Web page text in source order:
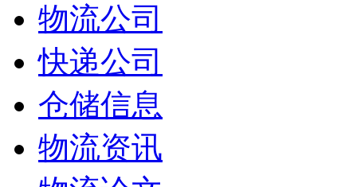
物流公司
快递公司
仓储信息
物流资讯